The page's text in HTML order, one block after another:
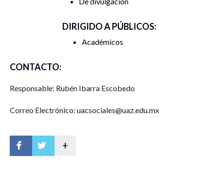
DIRIGIDO A PÚBLICOS:
Académicos
CONTACTO:
Responsable: Rubén Ibarra Escobedo
Correo Electrónico: uacsociales@uaz.edu.mx
+